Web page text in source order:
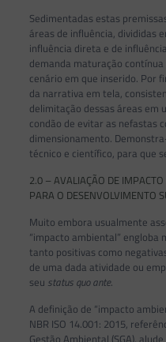
Sedimentadas estas
áreas de influência, divididas
influência direta e de
demanda maturação
cenário em que inserido. Por
da narrativa em tela,
delimitação dessas áreas em
condão de evitar as nefastas
dimensionamento.
técnico e científico, para que
2.0 – AVALIAÇÃO DE
PARA O DESENVOLVIMENTO
Muito embora usualmente
“impacto ambiental” engloba
tanto positivas como
de uma dada atividade ou
seu status quo ante.
A definição de “impacto
NBR ISO 14.001: 2015,
Gestão Ambiental (SGA),